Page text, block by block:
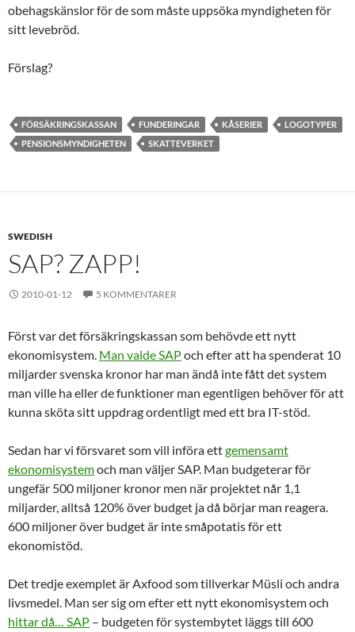
obehagskänslor för de som måste uppsöka myndigheten för
sitt levebröd.
Förslag?
FÖRSÄKRINGSKASSAN FUNDERINGAR KÅSERIER
LOGOTYPER
PENSIONSMYNDIGHETEN
SKATTEVERKET
SWEDISH
SAP? ZAPP!
2010-01-12 5 KOMMENTARER
Först var det försäkringskassan som behövde ett nytt
ekonomisystem. Man valde SAPoch efter att ha spenderat 10
miljarder svenska kronor har man ändå inte fått det system
man ville ha eller de funktioner man egentligen behöver för att
kunna sköta sitt uppdrag ordentligt med ett bra IT-stöd.
Sedan har vi försvaret som vill införa ettgemensamt
ekonomisystemoch man väljer SAP. Man budgeterar för
ungefär 500 miljoner kronor men när projektet når 1,1
miljarder, alltså 120% över budget ja då börjar man reagera.
600 miljoner över budget är inte småpotatis för ett
ekonomistöd.
Det tredje exemplet är Axfood som tillverkar Müsli och andra
livsmedel. Man ser sig om efter ett nytt ekonomisystem och
hittar då… SAP – budgeten för systembytet läggs till 600